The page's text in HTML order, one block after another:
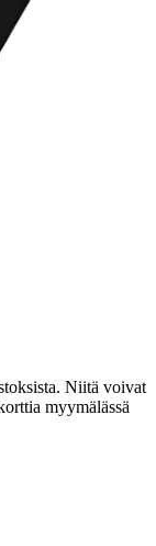
Niitä voivat
myymälässä